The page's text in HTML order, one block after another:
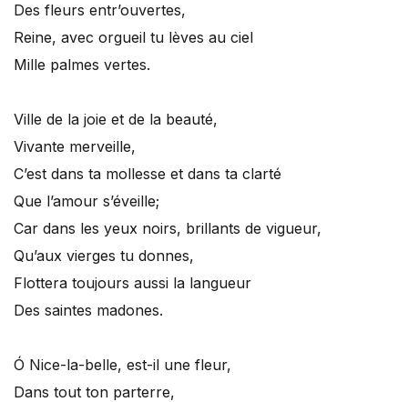
Des fleurs entr’ouvertes,
Reine, avec orgueil tu lèves au ciel
Mille palmes vertes.
Ville de la joie et de la beauté,
Vivante merveille,
C’est dans ta mollesse et dans ta clarté
Que l’amour s’éveille;
Car dans les yeux noirs, brillants de vigueur,
Qu’aux vierges tu donnes,
Flottera toujours aussi la langueur
Des saintes madones.
Ó Nice-la-belle, est-il une fleur,
Dans tout ton parterre,